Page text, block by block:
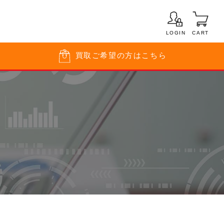
LOGIN CART
買取 ご希望の方はこちら